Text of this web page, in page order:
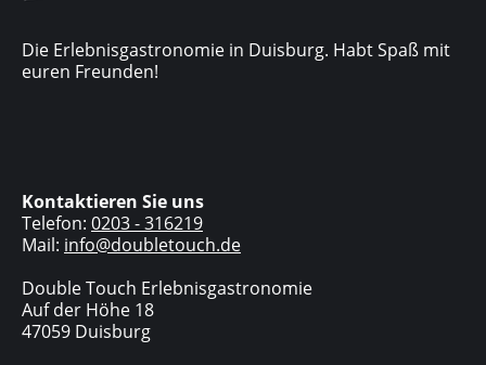
Die Erlebnisgastronomie in Duisburg. Habt Spaß mit
euren Freunden!
Kontaktieren Sie uns
Telefon: 0203 - 316219
Mail: info@doubletouch.de
Double Touch Erlebnisgastronomie
Auf der Höhe 18
47059 Duisburg